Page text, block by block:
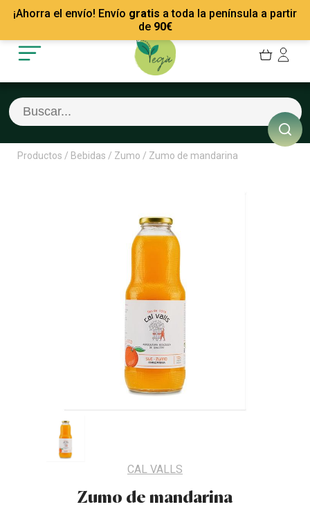
¡Ahorra el envío! Envío gratis a toda la península a partir
de 90€
Mis Pedidos
Mis favoritos
Cerrar sesión
Recetas
Empresas
Contacto
Productos / Bebidas / Zumo / Zumo de mandarina
CAL VALLS
Zumo de mandarina